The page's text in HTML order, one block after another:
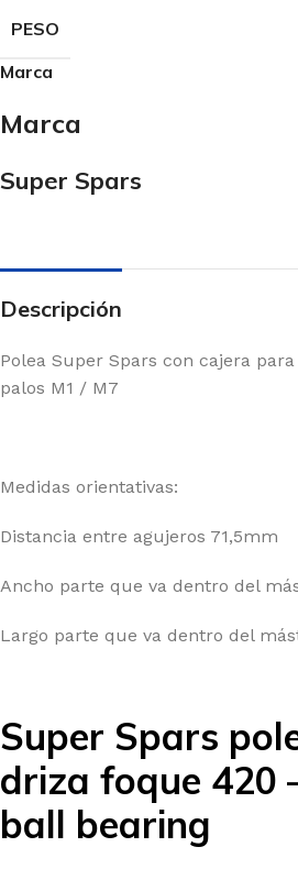
PESO
Marca
Marca
Super Spars
Descripción
Polea Super Spars con cajera
palos M1 / M7
Medidas orientativas:
Distancia entre agujeros 71,5mm
Ancho parte que va dentro del
Largo parte que va dentro del
Super Spars
driza foque 420
ball bearing